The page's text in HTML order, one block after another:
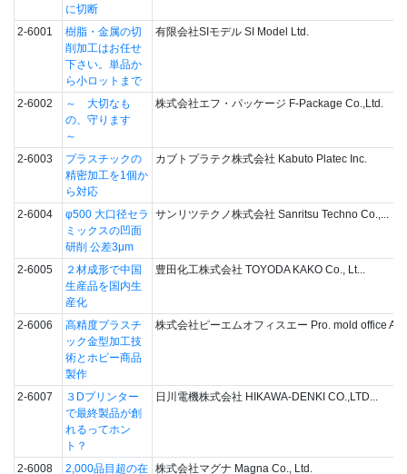
に切断
2-6001
樹脂・金属の切
削加工はお任せ
下さい。単品か
ら小ロットまで
有限会社SIモデル SI Model Ltd.
2-6002
～ 大切なも
の、守ります
～
株式会社エフ・パッケージ F-Package Co.,Ltd.
2-6003
プラスチックの
精密加工を1個か
ら対応
カブトプラテク株式会社 Kabuto Platec Inc.
2-6004
φ500 大口径セラ
ミックスの凹面
研削 公差3μm
サンリツテクノ株式会社 Sanritsu Techno Co.,...
2-6005
２材成形で中国
生産品を国内生
産化
豊田化工株式会社 TOYODA KAKO Co., Lt...
2-6006
高精度プラスチ
ック金型加工技
術とホビー商品
製作
株式会社ピーエムオフィスエー Pro. mold office A
2-6007
３Dプリンター
で最終製品が創
れるってホン
ト？
日川電機株式会社 HIKAWA-DENKI CO.,LTD...
2-6008
2,000品目超の在 株式会社マグナ Magna Co., Ltd.